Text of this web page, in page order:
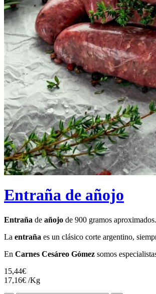
Entraña de añojo
Entraña de añojo de 900 gramos aproximados.
La entraña es un clásico corte argentino,
En Carnes Cesáreo Gómez somos
15,44€
17,16€ /Kg